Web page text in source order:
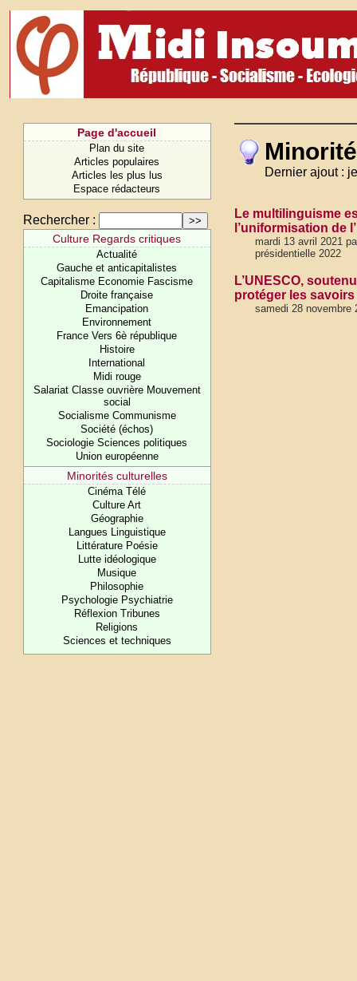
Page d'accueil
Plan du site
Articles populaires
Articles les plus lus
Espace rédacteurs
Rechercher :
Culture Regards critiques
Actualité
Gauche et anticapitalistes
Capitalisme Economie Fascisme
Droite française
Emancipation
Environnement
France Vers 6è république
Histoire
International
Midi rouge
Salariat Classe ouvrière Mouvement
social
Socialisme Communisme
Société (échos)
Sociologie Sciences politiques
Union européenne
Minorités culturelles
Cinéma Télé
Culture Art
Géographie
Langues Linguistique
Littérature Poésie
Lutte idéologique
Musique
Philosophie
Psychologie Psychiatrie
Réflexion Tribunes
Religions
Sciences et techniques
Dernier ajout :
Le multilinguisme
l’uniformisation de
mardi 13 avril 2021
présidentielle 2022
L’UNESCO,
protéger les
samedi 28 novembre